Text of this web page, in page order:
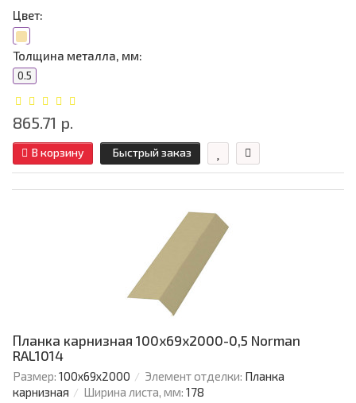
Цвет:
Толщина металла, мм:
0.5
865.71 р.
В корзину Быстрый заказ
Планка карнизная 100х69х2000-0,5 Norman
RAL1014
Размер: 100х69х2000 Элемент отделки: Планка
карнизная
Ширина листа, мм: 178